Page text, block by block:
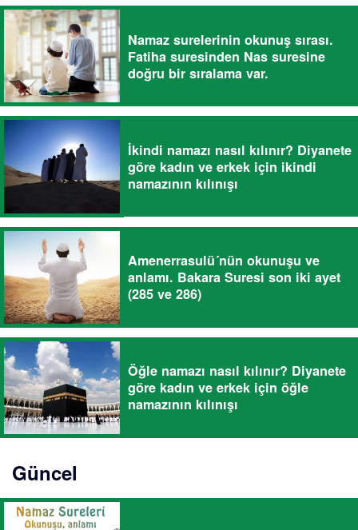
Namaz surelerinin okunuş sırası.
Fatiha suresinden Nas suresine
doğru bir sıralama var.
İkindi namazı nasıl kılınır? Diyanete
göre kadın ve erkek için ikindi
namazının kılınışı
Amenerrasulü´nün okunuşu ve
anlamı. Bakara Suresi son iki ayet
(285 ve 286)
Öğle namazı nasıl kılınır? Diyanete
göre kadın ve erkek için öğle
namazının kılınışı
Güncel